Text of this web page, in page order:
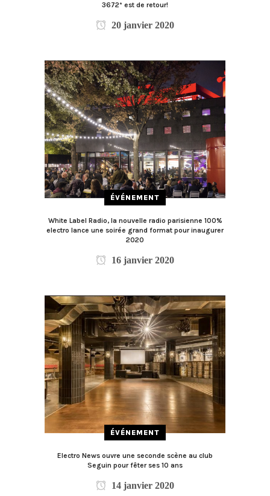
3672* est de retour!
20 janvier 2020
ÉVÉNEMENT
White Label Radio, la nouvelle radio parisienne 100%
electro lance une soirée grand format pour inaugurer
2020
16 janvier 2020
ÉVÉNEMENT
Electro News ouvre une seconde scène au club
Seguin pour fêter ses 10 ans
14 janvier 2020